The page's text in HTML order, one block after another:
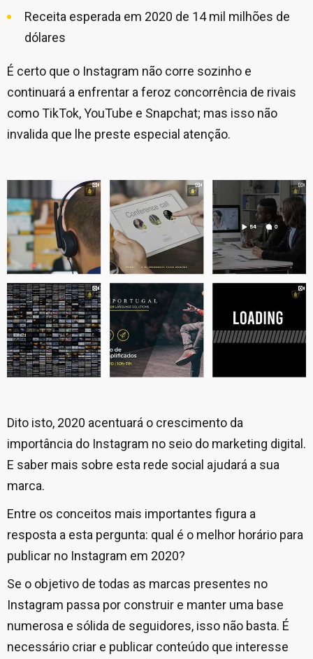
Receita esperada em 2020 de 14 mil milhões de
dólares
É certo que o Instagram não corre sozinho e
continuará a enfrentar a feroz concorrência de rivais
como TikTok, YouTube e Snapchat; mas isso não
invalida que lhe preste especial atenção.
Dito isto, 2020 acentuará o crescimento da
importância do Instagram no seio do marketing digital.
E saber mais sobre esta rede social ajudará a sua
marca.
Entre os conceitos mais importantes figura a
resposta a esta pergunta: qual é o melhor horário para
publicar no Instagram em 2020?
Se o objetivo de todas as marcas presentes no
Instagram passa por construir e manter uma base
numerosa e sólida de seguidores, isso não basta. É
necessário criar e publicar conteúdo que interesse